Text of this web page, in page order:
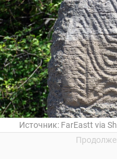
Источник: FarEastt via